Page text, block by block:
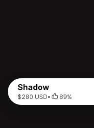
Shadow
$280 USD• 89%